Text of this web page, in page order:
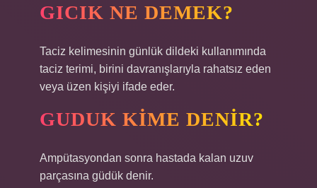
GICIK NE DEMEK?
Taciz kelimesinin günlük dildeki kullanımında
taciz terimi, birini davranışlarıyla rahatsız eden
veya üzen kişiyi ifade eder.
GUDUK KIME DENIR?
Ampütasyondan sonra hastada kalan uzuv
parçasına güdük denir.